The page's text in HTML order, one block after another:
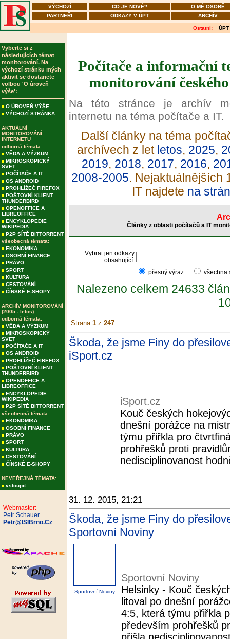
VÝCHOZÍ CO JE NOVÉ?
O MÉ OSOBĚ
PARTNEŘI
ODKAZY V ÚPT ARCHÍV
Ostatní: ÚPT
Vyberte si z
následujících témat
monitorování. Na
výchozí stránku mých
aktivit se dostanete
volbou 'O úroveň
výše':
O ÚROVEŇ VÝŠE
VÝCHOZÍ STRÁNKA
AKTUÁLNÍ
MONITOROVÁNÍ
INTERNETU
odborná témata:
VĚDA A VÝZKUM
MIKROSKOPICKÝ
SVĚT
POČÍTAČE A IT
OS ANDROID
PROHLÍŽEČ FIREFOX
POŠTOVNÍ KLIENT
THUNDERBIRD
OPENOFFICE A
LIBREOFFICE
ENCYKLOPEDIE
WIKIPEDIA
P2P SÍTĚ BITTORRENT
všeobecná témata:
EKONOMIKA
OSOBNÍ FINANCE
PRÁVO
SPORT
KULTURA
CESTOVÁNÍ
ČÍNSKÉ E-SHOPY
ARCHÍV MONITOROVÁNÍ
(2005 - letos):
odborná témata:
VĚDA A VÝZKUM
MIKROSKOPICKÝ
SVĚT
POČÍTAČE A IT
OS ANDROID
PROHLÍŽEČ FIREFOX
POŠTOVNÍ KLIENT
THUNDERBIRD
OPENOFFICE A
LIBREOFFICE
ENCYKLOPEDIE
WIKIPEDIA
P2P SÍTĚ BITTORRENT
všeobecná témata:
EKONOMIKA
OSOBNÍ FINANCE
PRÁVO
SPORT
KULTURA
CESTOVÁNÍ
ČÍNSKÉ E-SHOPY
NEVEŘEJNÁ TÉMATA:
vstoupit
Webmaster:
Petr Schauer
Petr@ISIBrno.Cz
Počítače a informační
monitorování
Na této stránce je archív
internetu na téma počítače a IT.
Další články na téma
archívech z let letos, 2025,
2019, 2018, 2017, 2016,
2008-2005. Nejaktuálnějších
IT najdete na
Články z oblasti počítačů a IT
Vybrat jen odkazy
obsahující:
přesný výraz
Nalezeno celkem 24633
Strana 1 z 247
Škoda, že jsme Finy do
iSport.cz
iSport.cz
Kouč českých
dnešní porážce na
týmu přiřkla pro
prohřešků proti
nedisciplinovanost
31. 12. 2015, 21:21
Škoda, že jsme Finy do
Sportovní Noviny
Sportovní Noviny
Sportovní Noviny
Helsinky - Kouč
litoval po dnešní
4:5, která týmu přiřkla
především prohřešků